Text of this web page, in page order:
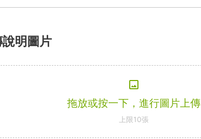
明圖片
拖放或按一下，進行圖片上傳
上限10張